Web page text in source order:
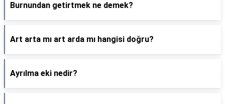
Burnundan getirtmek ne demek?
Art arta mı art arda mı hangisi doğru?
Ayrılma eki nedir?